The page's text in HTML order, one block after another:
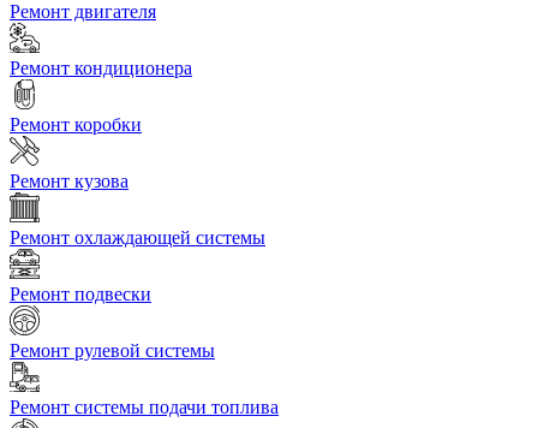
Ремонт двигателя
Ремонт кондиционера
Ремонт коробки
Ремонт кузова
Ремонт охлаждающей системы
Ремонт подвески
Ремонт рулевой системы
Ремонт системы подачи топлива